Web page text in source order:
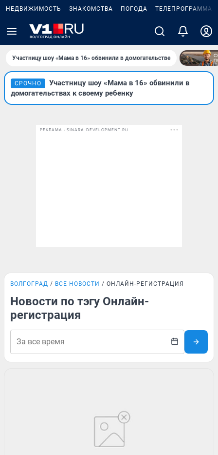
НЕДВИЖИМОСТЬ ЗНАКОМСТВА ПОГОДА ТЕЛЕПРОГРАММА
Участницу шоу «Мама в 16» обвинили в домогательстве
СРОЧНО
Участницу шоу «Мама в 16» обвинили в
домогательствах к своему ребенку
РЕКЛАМА • SINARA-DEVELOPMENT.RU
ВОЛГОГРАД ВСЕ НОВОСТИ ОНЛАЙН-РЕГИСТРАЦИЯ
Новости по тэгу Онлайн-
регистрация